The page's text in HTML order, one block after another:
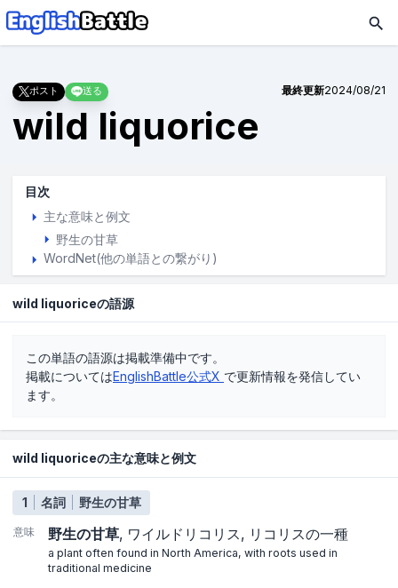
ポスト 送る 最終更新2024/08/21
wild liquorice
目次
主な意味と例文
野生の甘草
WordNet(他の単語との繋がり)
wild liquoriceの語源
この単語の語源は掲載準備中です。
掲載についてはEnglishBattle公式X で更新情報を発信してい
ます。
wild liquoriceの主な意味と例文
1 名詞 野生の甘草
意味 野生の甘草 ワイルドリコリス リコリスの一種
a plant often found in North America, with roots used in
traditional medicine